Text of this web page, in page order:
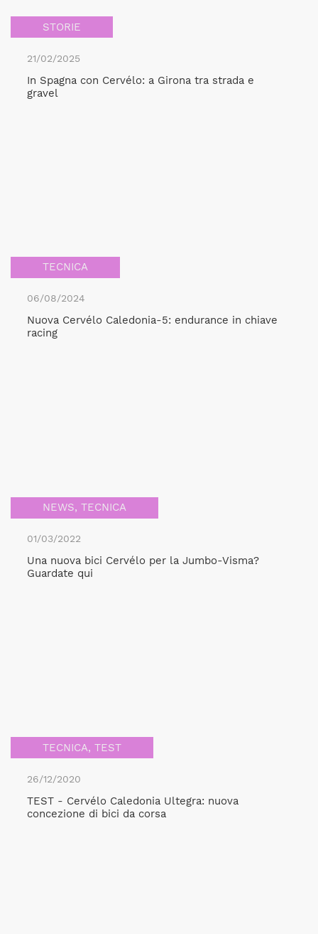
STORIE
21/02/2025
In Spagna con Cervélo: a Girona tra strada e
gravel
TECNICA
06/08/2024
Nuova Cervélo Caledonia-5: endurance in chiave
racing
NEWS, TECNICA
01/03/2022
Una nuova bici Cervélo per la Jumbo-Visma?
Guardate qui
TECNICA, TEST
26/12/2020
TEST - Cervélo Caledonia Ultegra: nuova
concezione di bici da corsa